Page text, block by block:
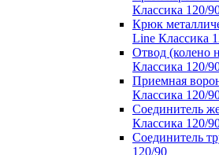
Классика 120/
Крюк
Line Классика
Отвод (колено
Классика 120/
Приемная
Классика 120/
Соединитель
Классика 120/
Соединитель
120/90